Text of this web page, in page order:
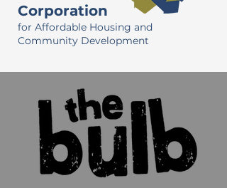
Corporation
for Affordable Housing and
Community Development